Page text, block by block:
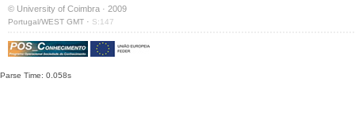
© University of Coimbra · 2009
Portugal/WEST GMT · S:147
Parse Time: 0.058s